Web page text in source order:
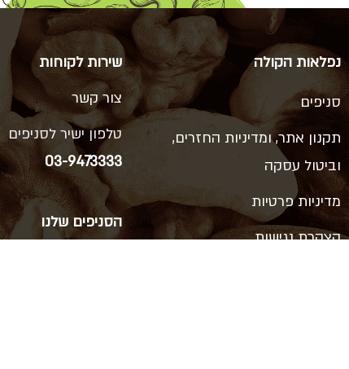
נפלאות הקולה
סניפים
תקנון אתר, ומדיניות החזרים,
וביטול עסקה
מדיניות פרטיות
הצהרת נגישות
שירות לקוחות
צור קשר
טלפון ישיר לסניפים
03-9473333
הסניפים שלנו